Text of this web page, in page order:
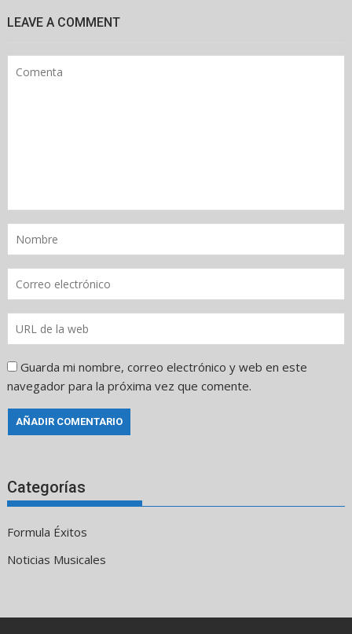
LEAVE A COMMENT
Guarda mi nombre, correo electrónico y web en este
navegador para la próxima vez que comente.
Categorías
Formula Éxitos
Noticias Musicales